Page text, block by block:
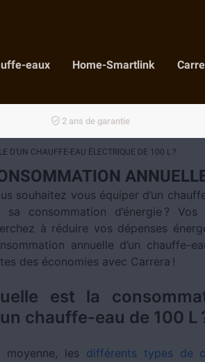
eaux Home-Smartlink
2 ans de garantie
D’UN CHAUFFE-EAU ÉLECTRIQUE DE 100 L ?
souhaitez vous équiper d’un
sa consommation d’énergie ?
à réduire vos dépenses
annuelle d’un
des économies avec Carrera !
est la
chauffe-eau de 100 L
moyenne, les différents types de